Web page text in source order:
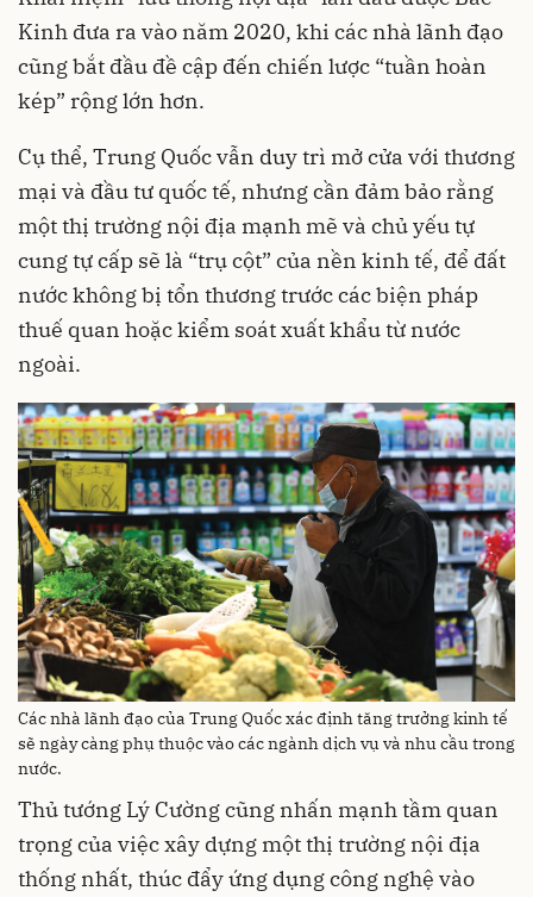
Kinh đưa ra vào năm 2020, khi các nhà lãnh đạo
cũng bắt đầu đề cập đến chiến lược “tuần hoàn
kép” rộng lớn hơn.
Cụ thể, Trung Quốc vẫn duy trì mở cửa với thương
mại và đầu tư quốc tế, nhưng cần đảm bảo rằng
một thị trường nội địa mạnh mẽ và chủ yếu tự
cung tự cấp sẽ là “trụ cột” của nền kinh tế, để đất
nước không bị tổn thương trước các biện pháp
thuế quan hoặc kiểm soát xuất khẩu từ nước
ngoài.
Các nhà lãnh đạo của Trung Quốc xác định tăng trưởng kinh tế
sẽ ngày càng phụ thuộc vào các ngành dịch vụ và nhu cầu trong
nước.
Thủ tướng Lý Cường cũng nhấn mạnh tầm quan
trọng của việc xây dựng một thị trường nội địa
thống nhất, thúc đẩy ứng dụng công nghệ vào